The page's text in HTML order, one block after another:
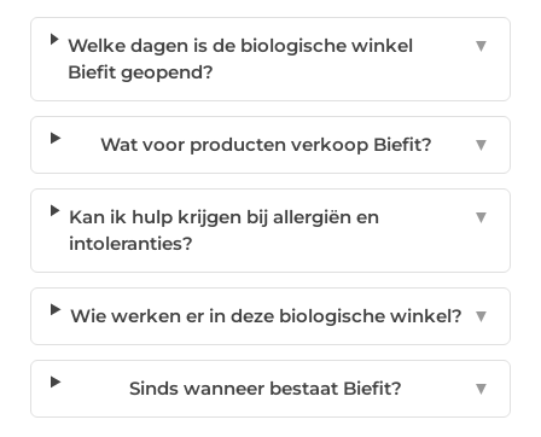
Welke dagen is de biologische winkel
Biefit geopend?
▼
Wat voor producten verkoop Biefit? ▼
Kan ik hulp krijgen bij allergiën en
intoleranties?
▼
Wie werken er in deze biologische winkel? ▼
Sinds wanneer bestaat Biefit? ▼